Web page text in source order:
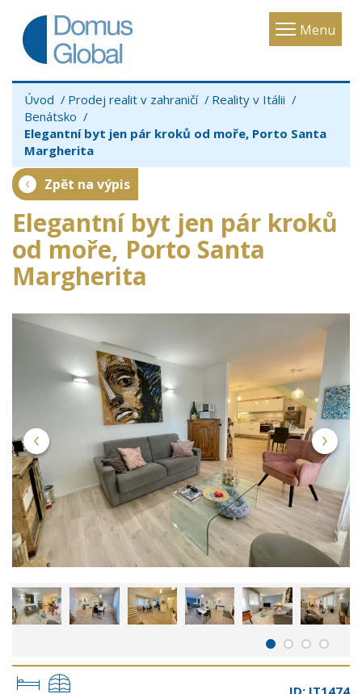
Menu
Toggle
Úvod Prodej realit v zahraničí
Reality v Itálii
Benátsko
Elegantní byt jen pár kroků od moře, Porto Santa
Margherita
Zpět na výpis
Elegantní byt jen pár kroků
od moře, Porto Santa
Margherita
ID: IT1474